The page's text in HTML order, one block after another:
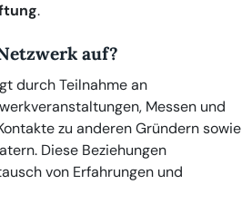
.
auf?
durch Teilnahme an
Messen und
zu anderen Gründern sowie
Diese Beziehungen
von Erfahrungen und